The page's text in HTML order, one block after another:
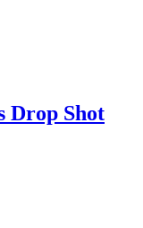
Drop Shot